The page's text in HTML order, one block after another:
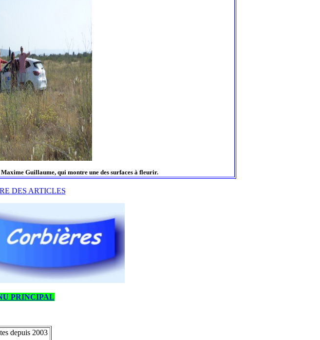
Guillaume, qui montre une des surfaces à fleurir.
DES ARTICLES
PRINCIPAL
depuis 2003